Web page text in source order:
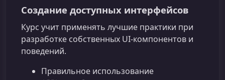
Создание доступных интерфейсов
Курс учит применять лучшие практики при
разработке собственных UI‑компонентов и
поведений.
Правильное использование